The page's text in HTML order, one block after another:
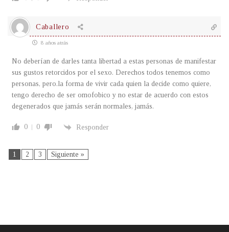
Caballero
8 años atrás
No deberían de darles tanta libertad a estas personas de manifestar
sus gustos retorcidos por el sexo. Derechos todos tenemos como
personas, pero.la forma de vivir cada quien la decide como quiere,
tengo derecho de ser omofobico y no estar de acuerdo con estos
degenerados que jamás serán normales, jamás.
0 0 Responder
1 2 3 Siguiente »